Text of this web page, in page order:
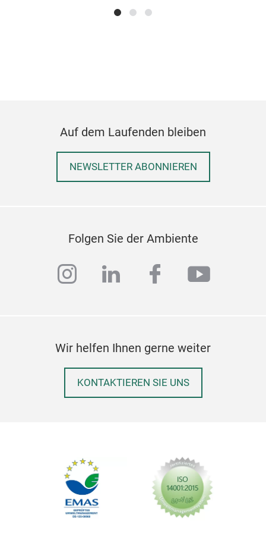
Auf dem Laufenden bleiben
NEWSLETTER ABONNIEREN
Folgen Sie der Ambiente
instagram
linkedinfacebook
Wir helfen Ihnen gerne weiter
KONTAKTIEREN SIE UNS